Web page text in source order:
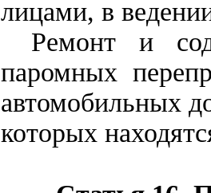
лицами, в
Ремонт и
паромных
автомобильных
которых